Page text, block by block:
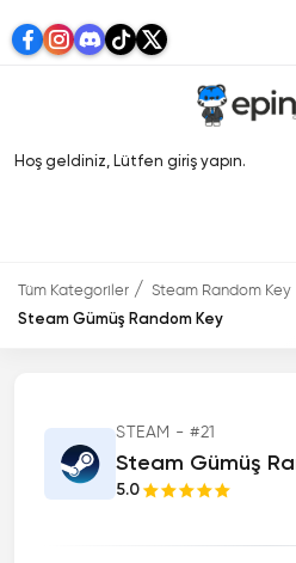
Hoş geldiniz, Lütfen giriş yapın.
Tüm Kategoriler
Steam Random Key
Steam Gümüş Random Key
STEAM - #21
Steam Gümüş
5.0